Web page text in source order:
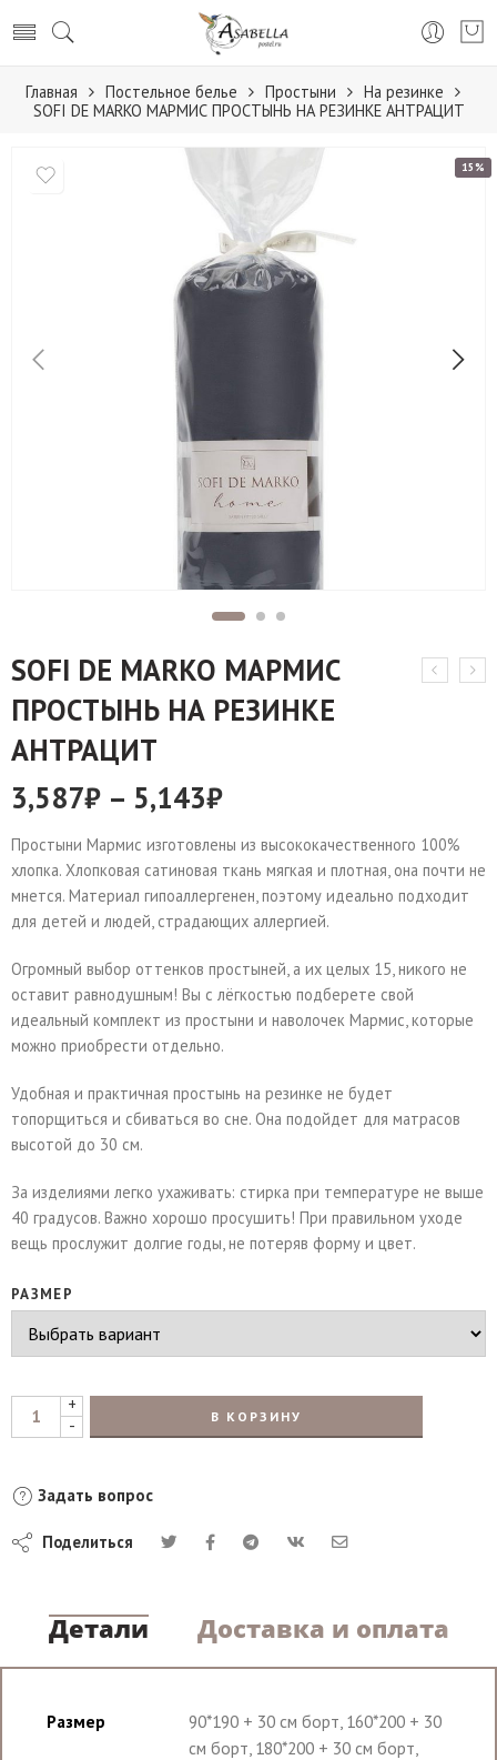
Главная Постельное белье Простыни
На резинке
SOFI DE MARKO МАРМИС ПРОСТЫНЬ НА РЕЗИНКЕ АНТРАЦИТ
15%
SOFI DE MARKO МАРМИС
ПРОСТЫНЬ НА РЕЗИНКЕ
АНТРАЦИТ
3,587₽ – 5,143₽
Простыни Мармис изготовлены из высококачественного 100%
хлопка. Хлопковая сатиновая ткань мягкая и плотная, она почти не
мнется. Материал гипоаллергенен, поэтому идеально подходит
для детей и людей, страдающих аллергией.
Огромный выбор оттенков простыней, а их целых 15, никого не
оставит равнодушным! Вы с лёгкостью подберете свой
идеальный комплект из простыни и наволочек Мармис, которые
можно приобрести отдельно.
Удобная и практичная простынь на резинке не будет
топорщиться и сбиваться во сне. Она подойдет для матрасов
высотой до 30 см.
За изделиями легко ухаживать: стирка при температуре не выше
40 градусов. Важно хорошо просушить! При правильном уходе
вещь прослужит долгие годы, не потеряв форму и цвет.
РАЗМЕР
+
-
В КОРЗИНУ
Задать вопрос
Поделиться
Детали Доставка и оплата
Размер
90*190 + 30 см борт, 160*200 + 30
см борт, 180*200 + 30 см борт,